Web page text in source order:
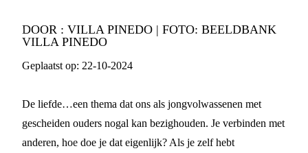
DOOR : VILLA PINEDO | FOTO: BEELDBANK
VILLA PINEDO
Geplaatst op: 22-10-2024
De liefde…een thema dat ons als jongvolwassenen met
gescheiden ouders nogal kan bezighouden. Je verbinden met
anderen, hoe doe je dat eigenlijk? Als je zelf hebt